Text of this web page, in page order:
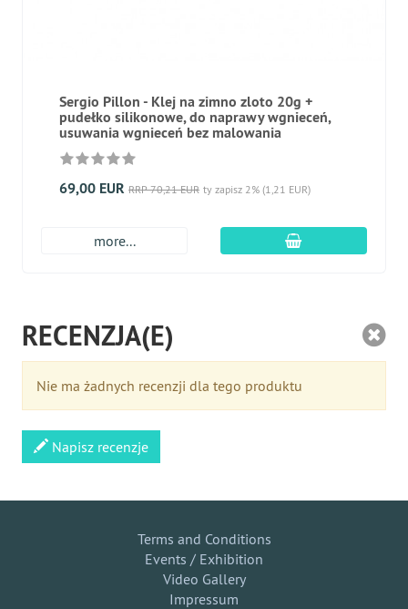
Sergio Pillon - Klej na zimno zloto 20g +
pudełko silikonowe, do naprawy wgnieceń,
usuwania wgnieceń bez malowania
69,00 EUR RRP 70,21 EUR ty zapisz 2% (1,21 EUR)
more... dodaj do
RECENZJA(E)
Nie ma żadnych recenzji dla tego produktu
Napisz recenzje
Terms and Conditions
Events / Exhibition
Video Gallery
Impressum